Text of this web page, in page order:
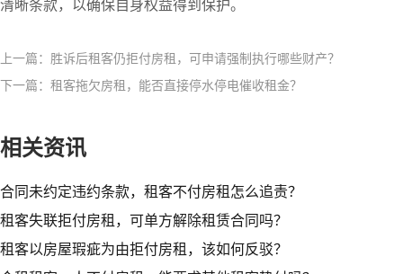
清晰条款，以确保自身权益得到保护。
上一篇：胜诉后租客仍拒付房租，可申请强制执行哪些财产？
下一篇：租客拖欠房租，能否直接停水停电催收租金？
相关资讯
合同未约定违约条款，租客不付房租怎么追责？
租客失联拒付房租，可单方解除租赁合同吗？
租客以房屋瑕疵为由拒付房租，该如何反驳？